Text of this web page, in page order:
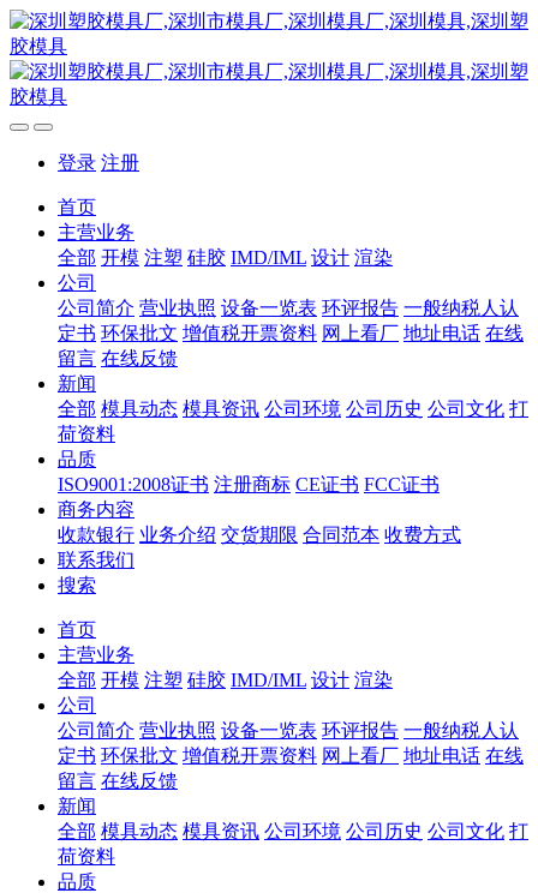
登录 注册
首页
主营业务
全部 开模 注塑 硅胶 IMD/IML 设计 渲染
公司
公司简介 营业执照 设备一览表 环评报告 一般纳税人认
定书 环保批文 增值税开票资料 网上看厂 地址电话 在线
留言 在线反馈
新闻
全部 模具动态 模具资讯 公司环境 公司历史 公司文化 打
荷资料
品质
ISO9001:2008证书 注册商标 CE证书 FCC证书
商务内容
收款银行 业务介绍 交货期限 合同范本 收费方式
联系我们
搜索
首页
主营业务
全部 开模 注塑 硅胶 IMD/IML 设计 渲染
公司
公司简介 营业执照 设备一览表 环评报告 一般纳税人认
定书 环保批文 增值税开票资料 网上看厂 地址电话 在线
留言 在线反馈
新闻
全部 模具动态 模具资讯 公司环境 公司历史 公司文化 打
荷资料
品质